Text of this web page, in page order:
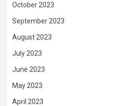
October 2023
September 2023
August 2023
July 2023
June 2023
May 2023
April 2023